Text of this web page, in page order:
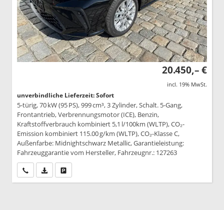
20.450,– €
incl. 19% MwSt.
unverbindliche Lieferzeit: Sofort
5-türig, 70 kW (95 PS), 999 cm³, 3 Zylinder, Schalt. 5-Gang,
Frontantrieb, Verbrennungsmotor (ICE), Benzin,
Kraftstoffverbrauch kombiniert 5,1 l/100km (WLTP), CO₂-
Emission kombiniert 115.00 g/km (WLTP), CO₂-Klasse C,
Außenfarbe: Midnightschwarz Metallic, Garantieleistung:
Fahrzeuggarantie vom Hersteller, Fahrzeugnr.: 127263
Wir rufen Sie anPDF-Datei, Fahrzeugexposé drucken